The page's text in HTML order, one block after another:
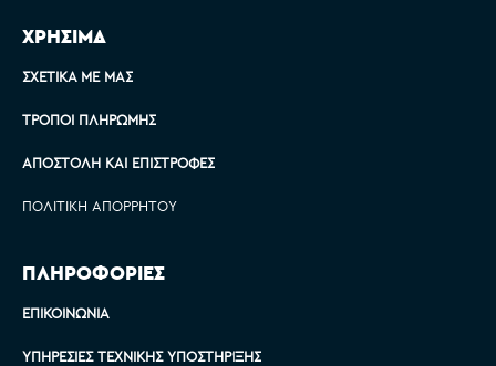
ΧΡΗΣΙΜΑ
ΣΧΕΤΙΚΆ ΜΕ ΜΑΣ
ΤΡΌΠΟΙ ΠΛΗΡΩΜΉΣ
ΑΠΟΣΤΟΛΉ ΚΑΙ ΕΠΙΣΤΡΟΦΈΣ
ΠΟΛΙΤΙΚΉ ΑΠΟΡΡΉΤΟΥ
ΠΛΗΡΟΦΟΡΙΕΣ
ΕΠΙΚΟΙΝΩΝΊΑ
ΥΠΗΡΕΣΊΕΣ ΤΕΧΝΙΚΉΣ ΥΠΟΣΤΉΡΙΞΗΣ